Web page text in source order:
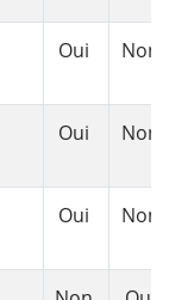
Oui Non
Oui Non
Oui Non